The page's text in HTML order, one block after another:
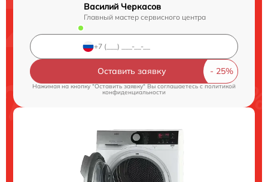
Василий Черкасов
Главный мастер сервисного центра
Оставить заявку
Нажимая на кнопку "Оставить заявку" Вы соглашаетесь cполитикой
конфиденциальности